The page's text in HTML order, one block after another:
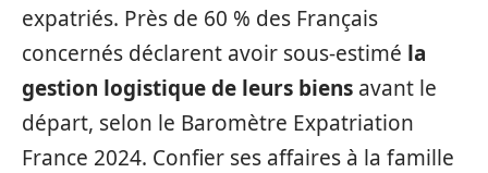
expatriés. Près de 60 % des Français
concernés déclarent avoir sous-estimé la
gestion logistique de leurs biens avant le
départ, selon le Baromètre Expatriation
France 2024. Confier ses affaires à la famille